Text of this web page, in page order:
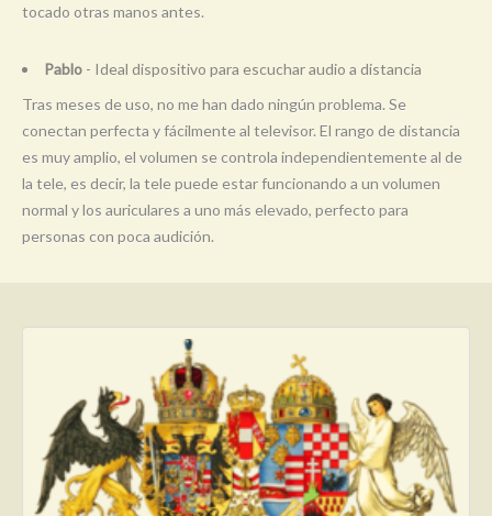
tocado otras manos antes.
Pablo - Ideal dispositivo para escuchar audio a distancia
Tras meses de uso, no me han dado ningún problema. Se
conectan perfecta y fácilmente al televisor. El rango de distancia
es muy amplio, el volumen se controla independientemente al de
la tele, es decir, la tele puede estar funcionando a un volumen
normal y los auriculares a uno más elevado, perfecto para
personas con poca audición.